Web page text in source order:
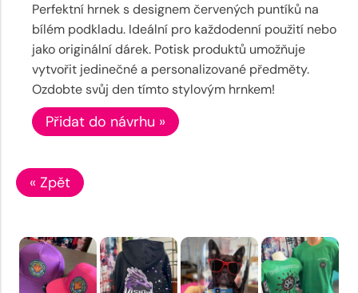
Perfektní hrnek s designem červených puntíků na
bílém podkladu. Ideální pro každodenní použití nebo
jako originální dárek. Potisk produktů umožňuje
vytvořit jedinečné a personalizované předměty.
Ozdobte svůj den tímto stylovým hrnkem!
Přidat do návrhu »
« Zpět